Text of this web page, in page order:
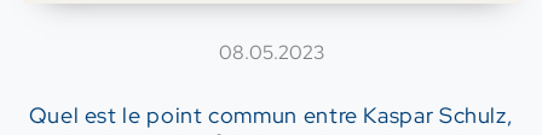
08.05.2023
Quel est le point commun entre Kaspar Schulz,